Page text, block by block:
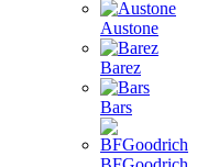
Austone
Barez
Bars